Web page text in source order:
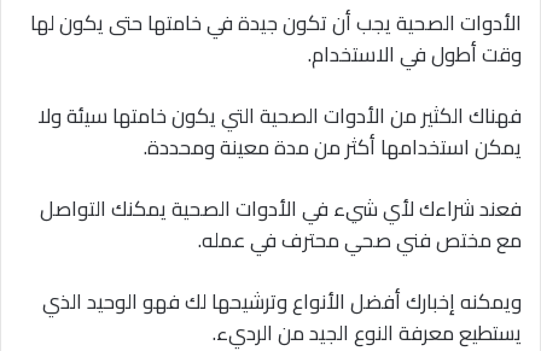
الأدوات الصحية يجب أن تكون جيدة في خامتها حتى يكون لها
وقت أطول في الاستخدام.
فهناك الكثير من الأدوات الصحية التي يكون خامتها سيئة ولا
يمكن استخدامها أكثر من مدة معينة ومحددة.
فعند شراءك لأي شيء في الأدوات الصحية يمكنك التواصل
مع مختص فني صحي محترف في عمله.
ويمكنه إخبارك أفضل الأنواع وترشيحها لك فهو الوحيد الذي
يستطيع معرفة النوع الجيد من الرديء.